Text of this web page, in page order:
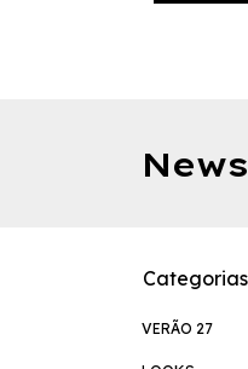
Categorias
VERÃO 27